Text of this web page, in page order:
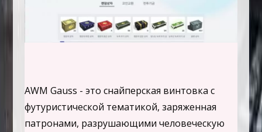
AWM Gauss - это снайперская винтовка с
футуристической тематикой, заряженная
патронами, разрушающими человеческую